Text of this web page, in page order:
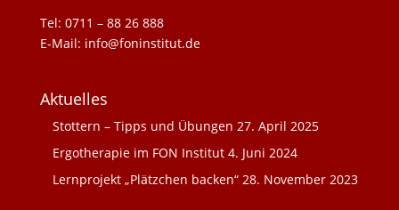
Tel: 0711 – 88 26 888
E-Mail: info@foninstitut.de
Aktuelles
Stottern – Tipps und Übungen 27. April 2025
Ergotherapie im FON Institut 4. Juni 2024
Lernprojekt „Plätzchen backen“ 28. November 2023